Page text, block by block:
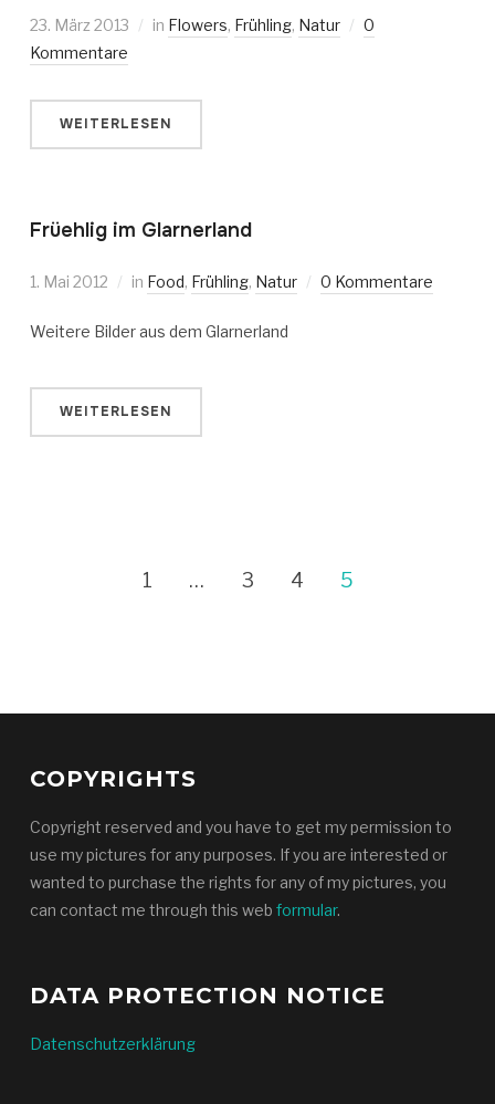
23. März 2013 in Flowers, Frühling, Natur
0
Kommentare
WEITERLESEN
Früehlig im Glarnerland
1. Mai 2012 in Food, Frühling, Natur 0 Kommentare
Weitere Bilder aus dem Glarnerland
WEITERLESEN
1 … 3 4 5
COPYRIGHTS
Copyright reserved and you have to get my permission to
use my pictures for any purposes. If you are interested or
wanted to purchase the rights for any of my pictures, you
can contact me through this web formular.
DATA PROTECTION NOTICE
Datenschutzerklärung